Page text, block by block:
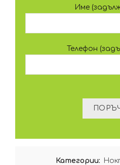
Име
Телефон
Категории: